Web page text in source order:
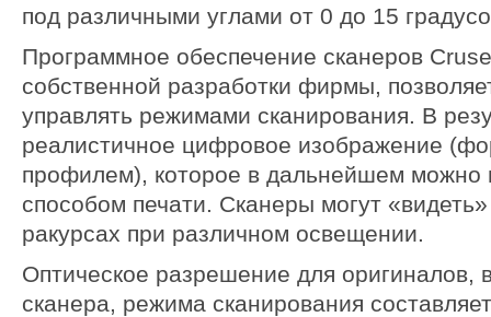
под различными углами от 0 до 15
Программное обеспечение сканеров
собственной разработки фирмы,
управлять режимами сканирования. В
реалистичное цифровое изображение
профилем), которое в дальнейшем можно
способом печати. Сканеры могут
ракурсах при различном освещении.
Оптическое разрешение для оригиналов,
сканера, режима сканирования